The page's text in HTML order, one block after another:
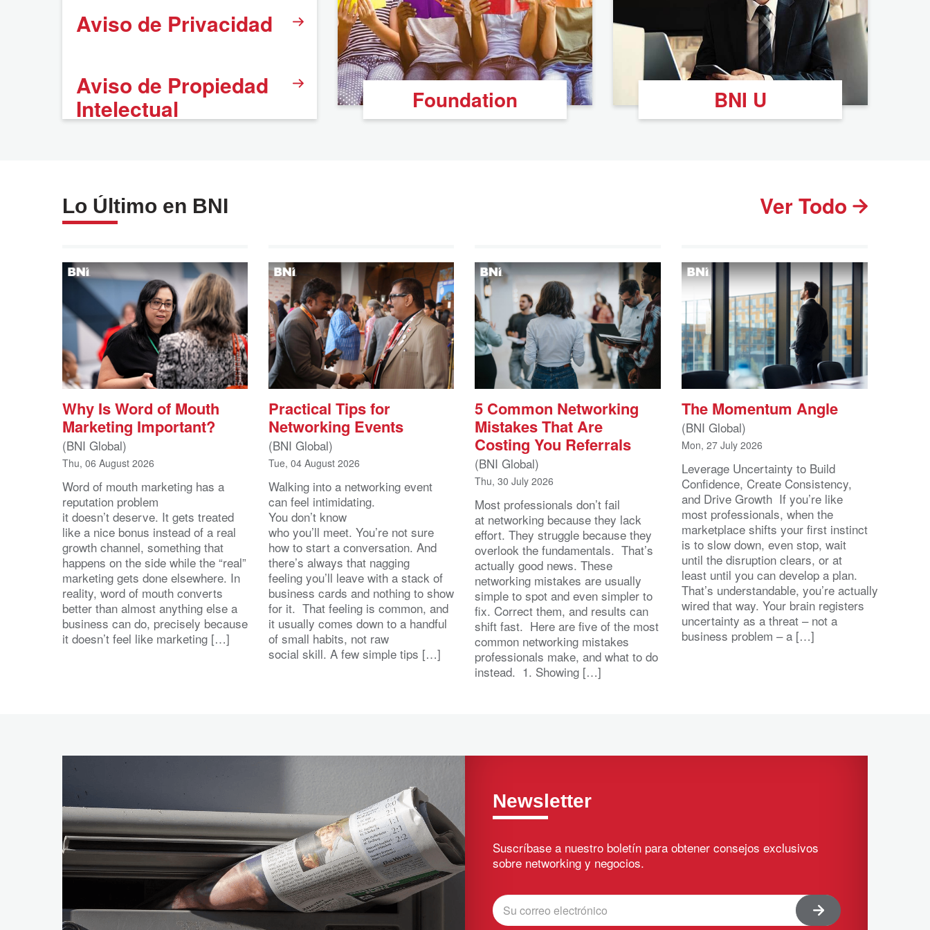
Aviso de Privacidad
Aviso de Propiedad
Intelectual Foundation BNI U
Lo Último en BNI Ver Todo
Why Is Word of Mouth
Marketing Important?
(BNI Global)
Thu, 06 August 2026
Word of mouth marketing has a
reputation problem
it doesn’t deserve. It gets treated
like a nice bonus instead of a real
growth channel, something that
happens on the side while the “real”
marketing gets done elsewhere. In
reality, word of mouth converts
better than almost anything else a
business can do, precisely because
it doesn’t feel like marketing […]
Practical Tips for
Networking Events
(BNI Global)
Tue, 04 August 2026
Walking into a networking event
can feel intimidating.
You don’t know
who you’ll meet. You’re not sure
how to start a conversation. And
there’s always that nagging
feeling you’ll leave with a stack of
business cards and nothing to show
for it. That feeling is common, and
it usually comes down to a handful
of small habits, not raw
social skill. A few simple tips […]
5 Common Networking
Mistakes That Are
Costing You Referrals
(BNI Global)
Thu, 30 July 2026
Most professionals don’t fail
at networking because they lack
effort. They struggle because they
overlook the fundamentals. That’s
actually good news. These
networking mistakes are usually
simple to spot and even simpler to
fix. Correct them, and results can
shift fast. Here are five of the most
common networking mistakes
professionals make, and what to do
instead. 1. Showing […]
The Momentum Angle
(BNI Global)
Mon, 27 July 2026
Leverage Uncertainty to Build
Confidence, Create Consistency,
and Drive Growth If you’re like
most professionals, when the
marketplace shifts your first instinct
is to slow down, even stop, wait
until the disruption clears, or at
least until you can develop a plan.
That’s understandable, you’re actually
wired that way. Your brain registers
uncertainty as a threat – not a
business problem – a […]
Newsletter
Suscríbase a nuestro boletín para obtener consejos exclusivos
sobre networking y negocios.